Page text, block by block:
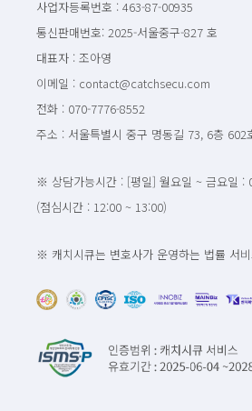
사업자등록번호 : 463-87-00935
통신판매번호: 2025-서울중구-827 호
대표자 : 조아영
이메일 : contact@catchsecu.com
전화 : 070-7776-8552
주소 : 서울특별시 중구 명동길 73, 6층 602
※ 상담가능시간 : [평일] 월요일 ~ 금요일 :
(점심시간 : 12:00 ~ 13:00)
※ 캐치시큐는 변호사가 운영하는 법률 서